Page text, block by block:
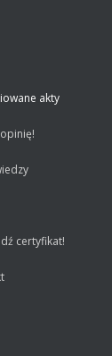
akty
certyfikat!